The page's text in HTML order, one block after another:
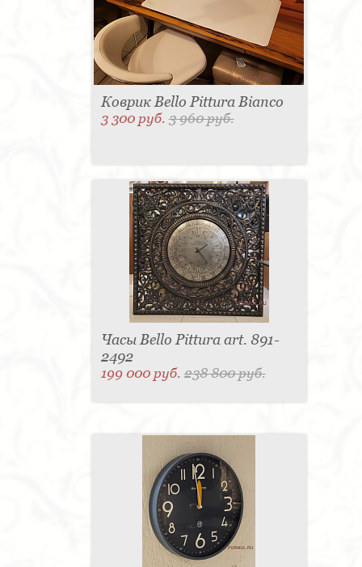
Коврик Bello Pittura Bianco
3 300 руб.3 960 руб.
Часы Bello Pittura art. 891-
2492
199 000 руб.238 800 руб.